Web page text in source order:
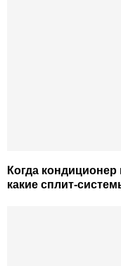
Когда
какие сплит-